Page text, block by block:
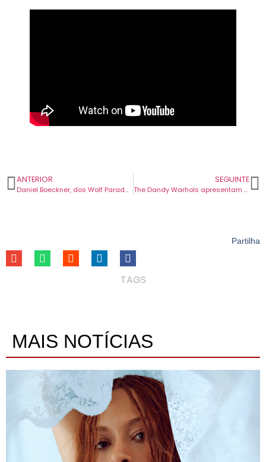
ANTERIOR
Daniel Boeckner, dos Wolf Parade, tem novo projeto a solo. Primeiro tema chama-se “Lose”.
SEGUINTE
The Dandy Warhols apresentam um tema do seu próximo disco que conta com Black Francis, dos Pixies.
Partilha
TAGS
MAIS NOTÍCIAS